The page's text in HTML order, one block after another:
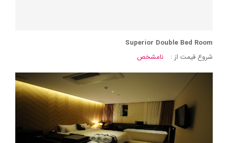
Superior Double Bed Room
شروع قیمت از :
نامشخص